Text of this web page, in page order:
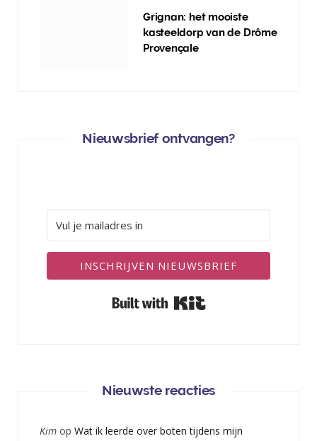
Grignan: het mooiste
kasteeldorp van de Drôme
Provençale
Nieuwsbrief ontvangen?
INSCHRIJVEN NIEUWSBRIEF
Nieuwste reacties
Kim op Wat ik leerde over boten tijdens mijn